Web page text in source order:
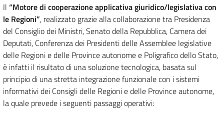
Il “Motore di cooperazione applicativa giuridico/legislativa con
le Regioni”, realizzato grazie alla collaborazione tra Presidenza
del Consiglio dei Ministri, Senato della Repubblica, Camera dei
Deputati, Conferenza dei Presidenti delle Assemblee legislative
delle Regioni e delle Province autonome e Poligrafico dello Stato,
è infatti il risultato di una soluzione tecnologica, basata sul
principio di una stretta integrazione funzionale con i sistemi
informativi dei Consigli delle Regioni e delle Province autonome,
la quale prevede i seguenti passaggi operativi: